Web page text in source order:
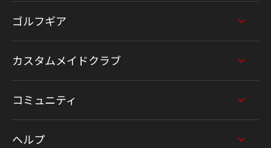
ゴルフギア
カスタムメイドクラブ
コミュニティ
ヘルプ